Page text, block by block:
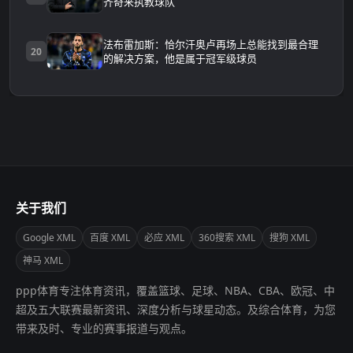
20
法布雷加斯：恰尔汗奥卢再场上总能找到最合理
的解决方案，他是属于冠军级球员
关于我们
Google XML 百度 XML 必应 XML 360搜索 XML
搜狗 XML
神马 XML
ppp体育专注体育资讯，覆盖篮球、足球、NBA、CBA、欧冠、中
超及五大联赛最新资讯、深度分析与球星动态。及综合体育，为您
带来及时、专业的赛事报道与观点。